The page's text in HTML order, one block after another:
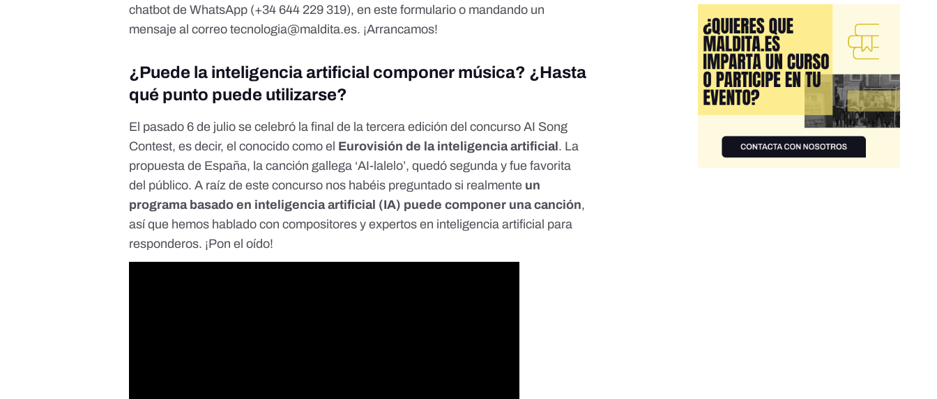
chatbot de WhatsApp (+34 644 229 319), en este formulario o mandando un
mensaje al correotecnologia@maldita.es. ¡Arrancamos!
¿Puede la inteligencia artificial componer música? ¿Hasta
qué punto puede utilizarse?
El pasado 6 de julio se celebró la final de la tercera edición del concursoAI Song
Contest, es decir, el conocido como el Eurovisión de la inteligencia artificial . La
propuesta de España, la canción gallega ‘AI-lalelo’, quedó segunda y fue favorita
del público. A raíz de este concurso nos habéis preguntado si realmente un
programa basado en inteligencia artificial (IA) puede componer una canción,
así que hemos hablado con compositores y expertos en inteligencia artificial para
responderos. ¡Pon el oído!